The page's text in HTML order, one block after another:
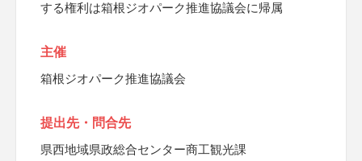
する権利は箱根ジオパーク推進協議会に帰属
主催
箱根ジオパーク推進協議会
提出先・問合先
県西地域県政総合センター商工観光課